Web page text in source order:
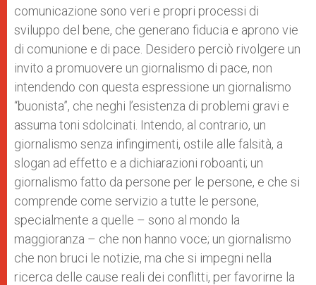
comunicazione sono veri e propri processi di
sviluppo del bene, che generano fiducia e aprono vie
di comunione e di pace. Desidero perciò rivolgere un
invito a promuovere un giornalismo di pace, non
intendendo con questa espressione un giornalismo
“buonista”, che neghi l’esistenza di problemi gravi e
assuma toni sdolcinati. Intendo, al contrario, un
giornalismo senza infingimenti, ostile alle falsità, a
slogan ad effetto e a dichiarazioni roboanti; un
giornalismo fatto da persone per le persone, e che si
comprende come servizio a tutte le persone,
specialmente a quelle – sono al mondo la
maggioranza – che non hanno voce; un giornalismo
che non bruci le notizie, ma che si impegni nella
ricerca delle cause reali dei conflitti, per favorirne la